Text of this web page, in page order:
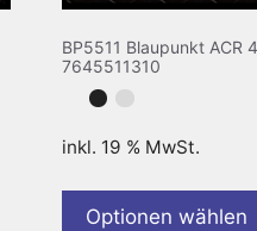
BP5511 Blaupunkt ACR
7645511310
inkl. 19 % MwSt.
Optionen wählen